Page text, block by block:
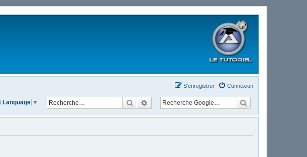
Connexion
S’enregistrer
RechercherRecherche avancée
Language ▼